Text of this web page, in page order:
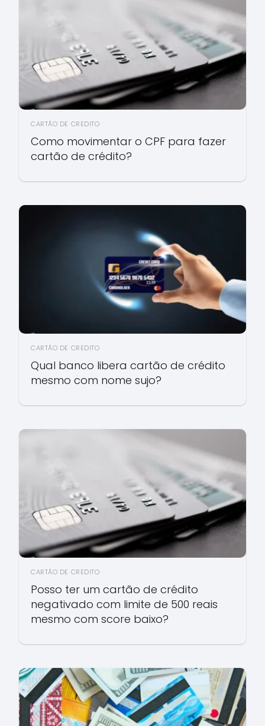
CARTÃO DE CREDITO
Como movimentar o CPF para fazer
cartão de crédito?
CARTÃO DE CREDITO
Qual banco libera cartão de crédito
mesmo com nome sujo?
CARTÃO DE CREDITO
Posso ter um cartão de crédito
negativado com limite de 500 reais
mesmo com score baixo?